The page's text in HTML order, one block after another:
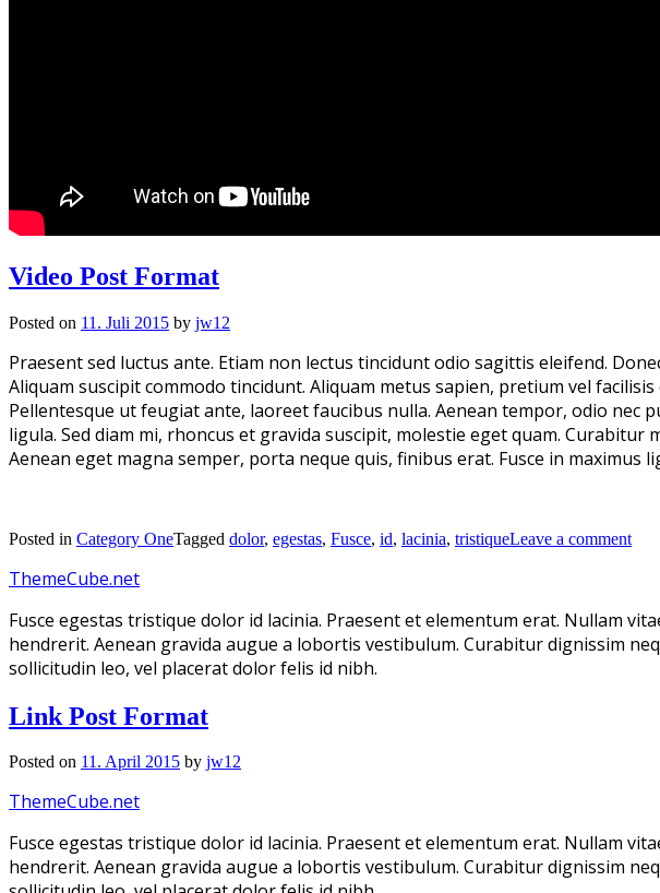
Video Post Format
Posted on 11. Juli 2015 by jw12
Praesent sed luctus ante. Etiam non lectus tincidunt odio sagittis eleifend.
Aliquam suscipit commodo tincidunt. Aliquam metus sapien, pretium vel
Pellentesque ut feugiat ante, laoreet faucibus nulla. Aenean tempor, odio
ligula. Sed diam mi, rhoncus et gravida suscipit, molestie eget quam.
Aenean eget magna semper, porta neque quis, finibus erat. Fusce in maximus
Posted in Category OneTagged dolor, egestas, Fusce, id, lacinia, tristiqueLeave a comment
ThemeCube.net
Fusce egestas tristique dolor id lacinia. Praesent et elementum erat. Nullam
hendrerit. Aenean gravida augue a lobortis vestibulum. Curabitur dignissim
sollicitudin leo, vel placerat dolor felis id nibh.
Link Post Format
Posted on 11. April 2015 by jw12
ThemeCube.net
Fusce egestas tristique dolor id lacinia. Praesent et elementum erat. Nullam
hendrerit. Aenean gravida augue a lobortis vestibulum. Curabitur dignissim